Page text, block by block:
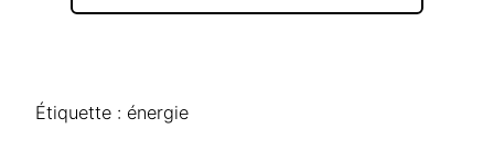
Étiquette : énergie